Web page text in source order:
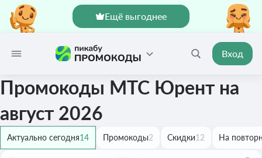
Ещё выгоднее
Вход
Промокоды МТС Юрент на
август 2026
Актуально сегодня14 Промокоды2 Скидки12 На